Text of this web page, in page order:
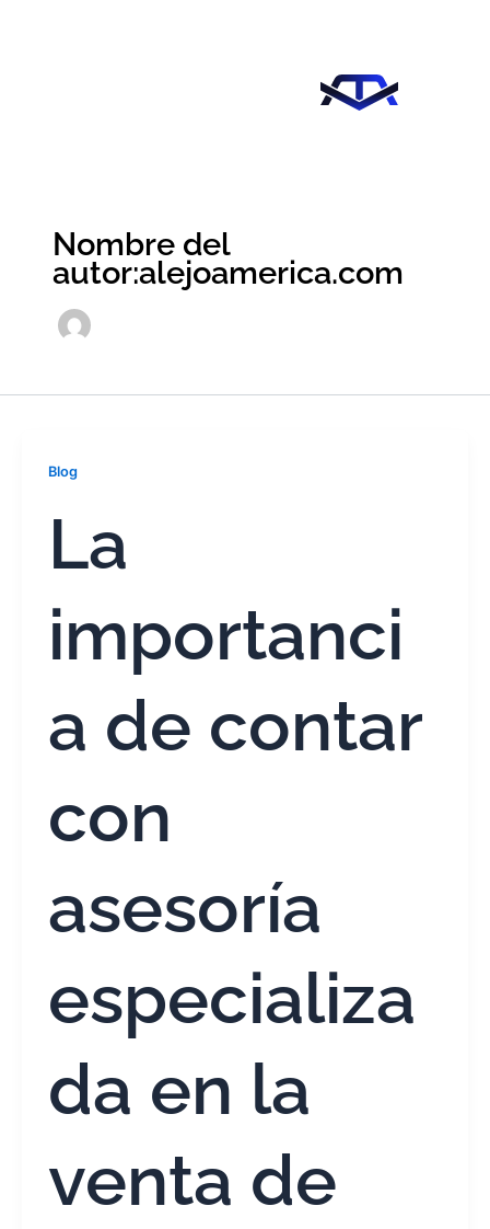
Nombre del
autor:alejoamerica.com
Blog
La
importanci
a de contar
con
asesoría
especializa
da en la
venta de